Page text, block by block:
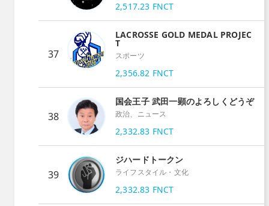
2,517.23 FNCT
37
LACROSSE GOLD MEDAL PROJEC
T
スポーツ
2,356.82 FNCT
38
国会王子 武田一顕のよろしくどうぞ
政治、ニュース
2,332.83 FNCT
39
ジハードトークン
ライフスタイル・文化
2,332.83 FNCT